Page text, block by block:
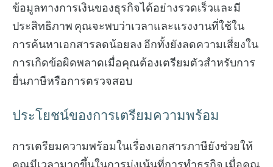
ข้อมูลทางการเงินของธุรกิจได้อย่างรวดเร็วและมี
ประสิทธิภาพ คุณจะพบว่าเวลาและแรงงานที่ใช้ใน
การค้นหาเอกสารลดน้อยลง อีกทั้งยังลดความเสี่ยงใน
การเกิดข้อผิดพลาดเมื่อคุณต้องเตรียมตัวสำหรับการ
ยื่นภาษีหรือการตรวจสอบ
ประโยชน์ของการเตรียมความพร้อม
การเตรียมความพร้อมในเรื่องเอกสารภาษียังช่วยให้
คุณมีเวลามากขึ้นในการมุ่งเน้นที่การทำธุรกิจ เมื่อคุณ